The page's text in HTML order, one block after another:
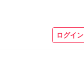
ログイン